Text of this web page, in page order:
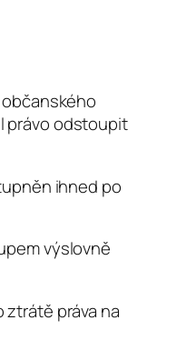
občanského
právo odstoupit
ihned po
výslovně
ztrátě práva na